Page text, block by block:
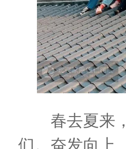
春去夏来，
们。奋发向上